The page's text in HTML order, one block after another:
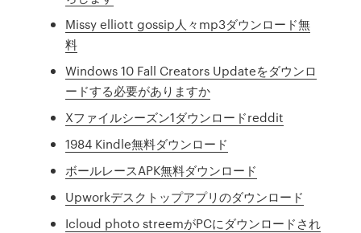
Missy elliott gossip人々mp3ダウンロード無
料
Windows 10 Fall Creators Updateをダウンロ
ードする必要がありますか
Xファイルシーズン1ダウンロードreddit
1984 Kindle無料ダウンロード
ボールレースAPK無料ダウンロード
Upworkデスクトップアプリのダウンロード
Icloud photo streemがPCにダウンロードされ